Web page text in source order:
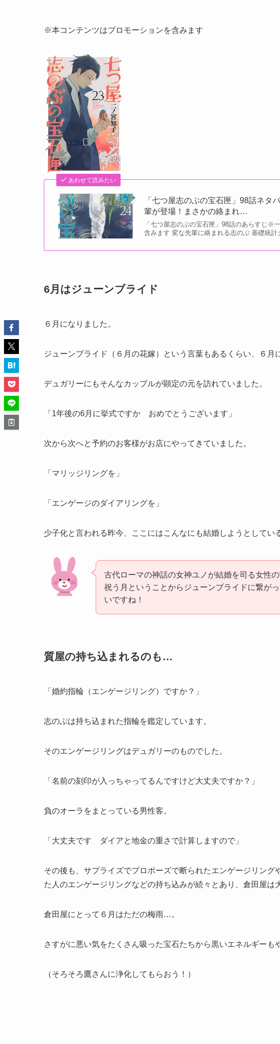
※本コンテンツはプロモーションを含みます
あわせて読みたい
「七つ屋志のぶの宝石匣」98話ネタ
輩が登場！まさかの絡まれ…
「七つ屋志のぶの宝石匣」98話のあらすじ※
含みます 変な先輩に絡まれる志のぶ 基礎統
6月はジューンブライド
６月になりました。
ジューンブライド（６月の花嫁）という言葉もあるくらい、６月
デュガリーにもそんなカップルが顕定の元を訪れていました。
「1年後の6月に挙式ですか おめでとうございます」
次から次へと予約のお客様がお店にやってきていました。
「マリッジリングを」
「エンゲージのダイアリングを」
少子化と言われる昨今、ここにはこんなにも結婚しようとしてい
古代ローマの神話の女神ユノが結婚を司る女性
祝う月ということからジューンブライドに繋が
いですね！
質屋の持ち込まれるのも…
「婚約指輪（エンゲージリング）ですか？」
志のぶは持ち込まれた指輪を鑑定しています。
そのエンゲージリングはデュガリーのものでした。
「名前の刻印が入っちゃってるんですけど大丈夫ですか？」
負のオーラをまとっている男性客。
「大丈夫です ダイアと地金の重さで計算しますので」
その後も、サプライズでプロポーズで断られたエンゲージリン
た人のエンゲージリングなどの持ち込みが続々とあり、倉田屋は
倉田屋にとって６月はただの梅雨…。
さすがに悪い気をたくさん吸った宝石たちから黒いエネルギーも
（そろそろ鷹さんに浄化してもらおう！）